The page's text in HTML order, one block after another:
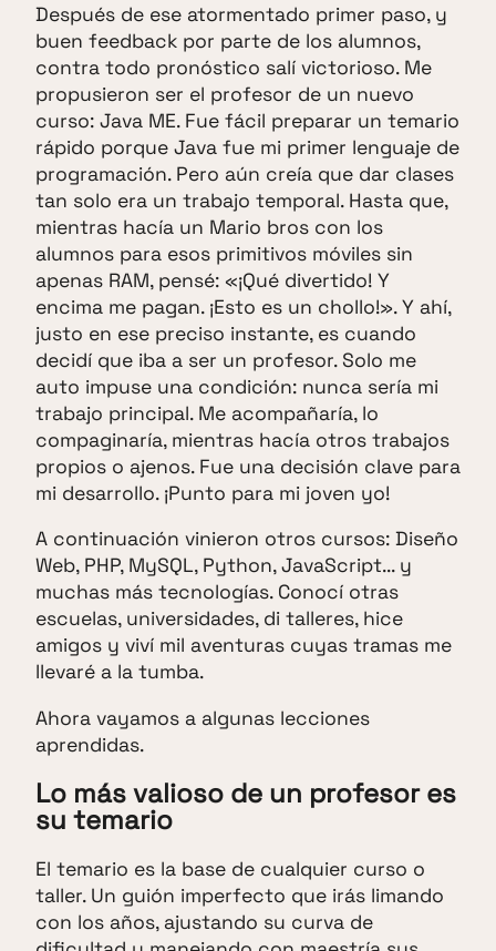
Después de ese atormentado primer paso, y
buen feedback por parte de los alumnos,
contra todo pronóstico salí victorioso. Me
propusieron ser el profesor de un nuevo
curso: Java ME. Fue fácil preparar un temario
rápido porque Java fue mi primer lenguaje de
programación. Pero aún creía que dar clases
tan solo era un trabajo temporal. Hasta que,
mientras hacía un Mario bros con los
alumnos para esos primitivos móviles sin
apenas RAM, pensé: «¡Qué divertido! Y
encima me pagan. ¡Esto es un chollo!». Y ahí,
justo en ese preciso instante, es cuando
decidí que iba a ser un profesor. Solo me
auto impuse una condición: nunca sería mi
trabajo principal. Me acompañaría, lo
compaginaría, mientras hacía otros trabajos
propios o ajenos. Fue una decisión clave para
mi desarrollo. ¡Punto para mi joven yo!
A continuación vinieron otros cursos: Diseño
Web, PHP, MySQL, Python, JavaScript... y
muchas más tecnologías. Conocí otras
escuelas, universidades, di talleres, hice
amigos y viví mil aventuras cuyas tramas me
llevaré a la tumba.
Ahora vayamos a algunas lecciones
aprendidas.
Lo más valioso de un profesor es
su temario
El temario es la base de cualquier curso o
taller. Un guión imperfecto que irás limando
con los años, ajustando su curva de